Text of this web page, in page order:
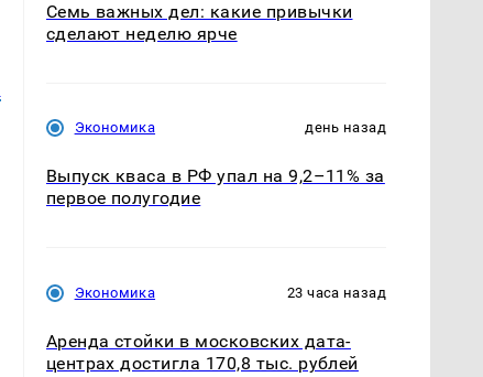
Семь важных дел: какие привычки
сделают неделю ярче
Экономика день назад
Выпуск кваса в РФ упал на 9,2–11% за
первое полугодие
Экономика 23 часа назад
Аренда стойки в московских дата-
центрах достигла 170,8 тыс. рублей